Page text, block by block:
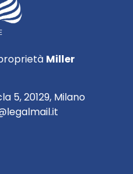
Miller
5, 20129, Milano